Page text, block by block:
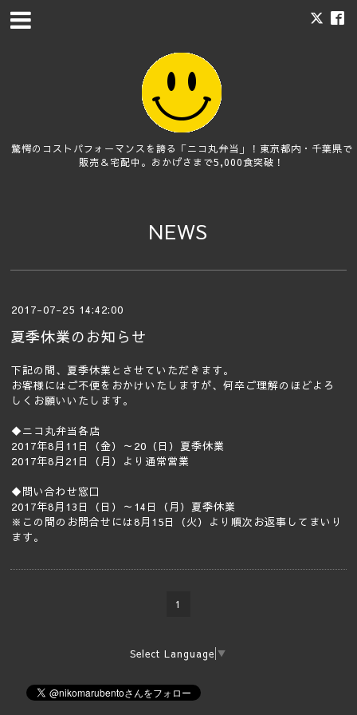
驚愕のコストパフォーマンスを誇る「ニコ丸弁当」！東京都内・千葉県で
販売＆宅配中。おかげさまで5,000食突破！
NEWS
2017-07-25 14:42:00
夏季休業のお知らせ
下記の間、夏季休業とさせていただきます。
お客様にはご不便をおかけいたしますが、何卒ご理解のほどよろ
しくお願いいたします。
◆ニコ丸弁当各店
2017年8月11日（金）～20（日）夏季休業
2017年8月21日（月）より通常営業
◆問い合わせ窓口
2017年8月13日（日）～14日（月）夏季休業
※この間のお問合せには8月15日（火）より順次お返事してまいり
ます。
1
Select Language ▼